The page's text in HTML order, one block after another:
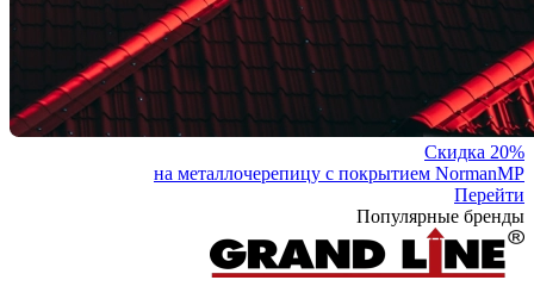
Скидка 20%
на металлочерепицу с покрытием NormanMP
Перейти
Популярные бренды